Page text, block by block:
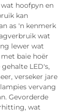
hoofpyn en
kan
as 'n kenmerk
wat
lewer wat
baie hoër
LED's,
verseker jare
vervang
Gevorderde
wat